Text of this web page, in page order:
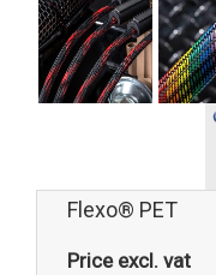
Flexo® PET
Price excl. vat